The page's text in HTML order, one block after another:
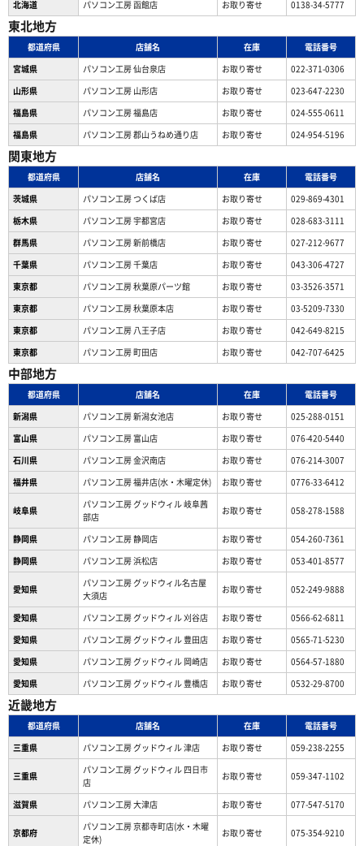
北海道
パソコン工房 函館店 お取り寄せ 0138-34-5777
東北地方
都道府県 店舗名 在庫
電話番号
宮城県
パソコン工房 仙台泉店 お取り寄せ
022-371-0306
山形県
パソコン工房 山形店 お取り寄せ
023-647-2230
福島県
パソコン工房 福島店 お取り寄せ
024-555-0611
福島県
パソコン工房 郡山うねめ通り店 お取り寄せ 024-954-5196
関東地方
都道府県 店舗名 在庫
電話番号
茨城県
パソコン工房 つくば店 お取り寄せ
029-869-4301
栃木県
パソコン工房 宇都宮店 お取り寄せ
028-683-3111
群馬県
パソコン工房 新前橋店 お取り寄せ
027-212-9677
千葉県
パソコン工房 千葉店 お取り寄せ
043-306-4727
東京都
パソコン工房 秋葉原パーツ館 お取り寄せ
03-3526-3571
東京都
パソコン工房 秋葉原本店 お取り寄せ
03-5209-7330
東京都
パソコン工房 八王子店 お取り寄せ
042-649-8215
東京都
パソコン工房 町田店 お取り寄せ 042-707-6425
中部地方
都道府県 店舗名 在庫
電話番号
新潟県
パソコン工房 新潟女池店 お取り寄せ
025-288-0151
富山県
パソコン工房 富山店 お取り寄せ
076-420-5440
石川県
パソコン工房 金沢南店 お取り寄せ
076-214-3007
福井県
パソコン工房 福井店(水・木曜定休) お取り寄せ 0776-33-6412
岐阜県
パソコン工房 グッドウィル 岐阜茜
部店
お取り寄せ 058-278-1588
静岡県 パソコン工房 静岡店 お取り寄せ
054-260-7361
静岡県
パソコン工房 浜松店 お取り寄せ 053-401-8577
愛知県
パソコン工房 グッドウィル名古屋
大須店
お取り寄せ 052-249-9888
愛知県 パソコン工房 グッドウィル 刈谷店 お取り寄せ
0566-62-6811
愛知県
パソコン工房 グッドウィル 豊田店 お取り寄せ
0565-71-5230
愛知県
パソコン工房 グッドウィル 岡崎店 お取り寄せ
0564-57-1880
愛知県
パソコン工房 グッドウィル 豊橋店 お取り寄せ 0532-29-8700
近畿地方
都道府県 店舗名 在庫
電話番号
三重県
パソコン工房 グッドウィル 津店 お取り寄せ 059-238-2255
三重県
パソコン工房 グッドウィル 四日市
店
お取り寄せ 059-347-1102
滋賀県 パソコン工房 大津店 お取り寄せ 077-547-5170
京都府
パソコン工房 京都寺町店(水・木曜
定休)
お取り寄せ 075-354-9210